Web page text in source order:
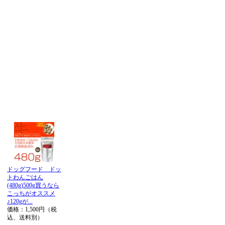
ドッグフード ドッ
トわんごはん
(480g)500g買うなら
こっちがオススメ
♪120gが...
価格：1,500円（税
込、送料別）